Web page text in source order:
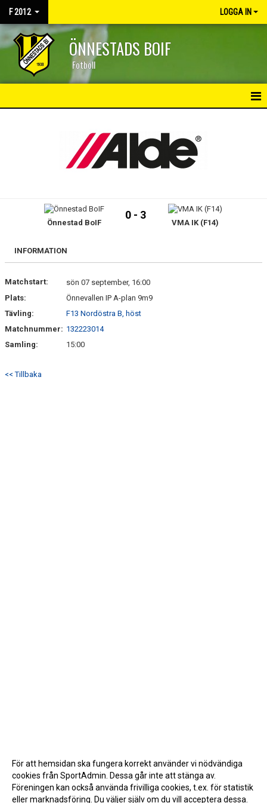
F 2012 LOGGA IN
ÖNNESTADS BOIF
Fotboll
BILDGALLERI
KONTAKT
Önnestad BoIF
0 - 3
VMA IK (F14)
INFORMATION
Matchstart:
sön 07 september, 16:00
Plats:
Önnevallen IP A-plan 9m9
Tävling:
F13 Nordöstra B, höst
Matchnummer: 132223014
Samling:
15:00
<< Tillbaka
För att hemsidan ska fungera korrekt använder vi nödvändiga
cookies från SportAdmin. Dessa går inte att stänga av.
Föreningen kan också använda frivilliga cookies, t.ex. för statistik
eller marknadsföring. Du väljer själv om du vill acceptera dessa.